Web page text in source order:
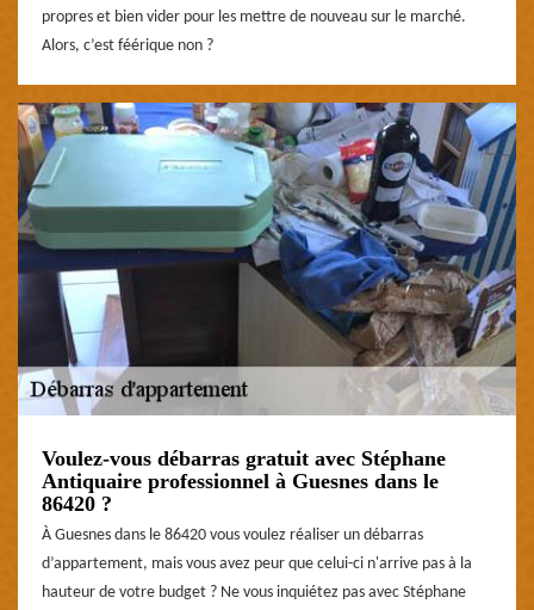
propres et bien vider pour les mettre de nouveau sur le marché.
Alors, c’est féérique non ?
Voulez-vous débarras gratuit avec Stéphane
Antiquaire professionnel à Guesnes dans le
86420 ?
À Guesnes dans le 86420 vous voulez réaliser un débarras
d’appartement, mais vous avez peur que celui-ci n'arrive pas à la
hauteur de votre budget ? Ne vous inquiétez pas avec Stéphane